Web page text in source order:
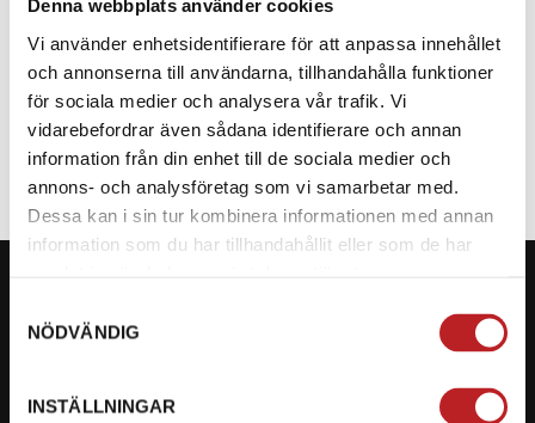
Denna webbplats använder cookies
Vi använder enhetsidentifierare för att anpassa innehållet
och annonserna till användarna, tillhandahålla funktioner
för sociala medier och analysera vår trafik. Vi
vidarebefordrar även sådana identifierare och annan
information från din enhet till de sociala medier och
annons- och analysföretag som vi samarbetar med.
Dessa kan i sin tur kombinera informationen med annan
information som du har tillhandahållit eller som de har
NÖDVÄNDIG
INSTÄLLNINGAR
Reservdel till CF Moto
SPECIFIKATION
Ångra mitt köp